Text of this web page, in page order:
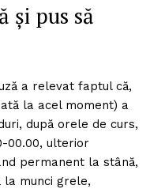
și pus să
a relevat faptul că,
la acel moment) a
după orele de curs,
00.00, ulterior
permanent la stână,
la munci grele,